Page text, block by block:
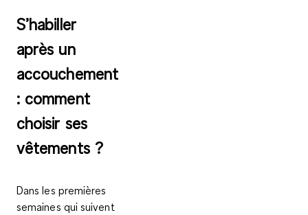
S’habiller
après un
accouchement
: comment
choisir ses
vêtements ?
Dans les premières
semaines qui suivent